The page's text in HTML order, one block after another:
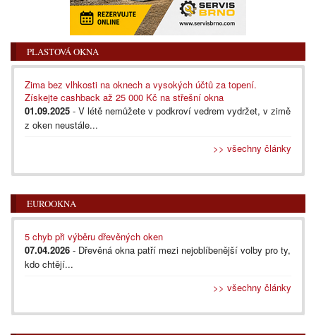
PLASTOVÁ OKNA
Zima bez vlhkosti na oknech a vysokých účtů za topení.
Získejte cashback až 25 000 Kč na střešní okna
01.09.2025 - V létě nemůžete v podkroví vedrem vydržet, v zimě
z oken neustále...
>> všechny články
EUROOKNA
5 chyb při výběru dřevěných oken
07.04.2026 - Dřevěná okna patří mezi nejoblíbenější volby pro ty,
kdo chtějí...
>> všechny články